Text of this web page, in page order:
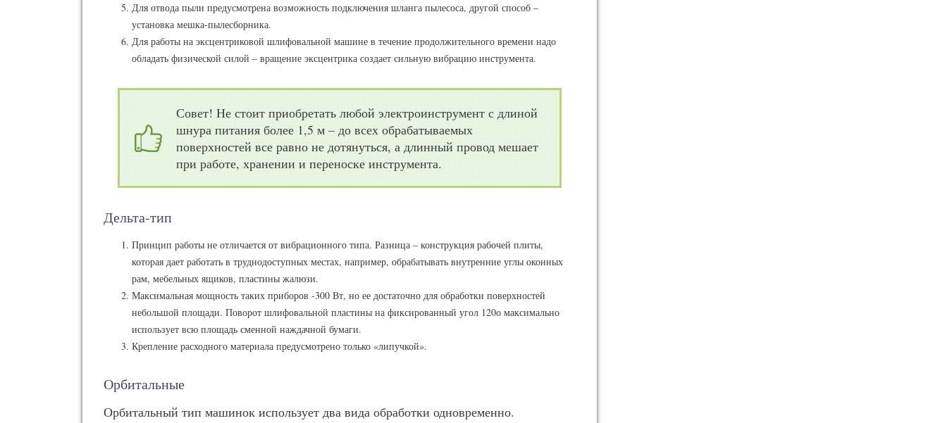
Для отвода пыли предусмотрена возможность подключения шланга пылесоса, другой способ –
установка мешка-пылесборника.
Для работы на эксцентриковой шлифовальной машине в течение продолжительного времени надо
обладать физической силой – вращение эксцентрика создает сильную вибрацию инструмента.
Совет! Не стоит приобретать любой электроинструмент с длиной
шнура питания более 1,5 м – до всех обрабатываемых
поверхностей все равно не дотянуться, а длинный провод мешает
при работе, хранении и переноске инструмента.
Дельта-тип
Принцип работы не отличается от вибрационного типа. Разница – конструкция рабочей плиты,
которая дает работать в труднодоступных местах, например, обрабатывать внутренние углы оконных
рам, мебельных ящиков, пластины жалюзи.
Максимальная мощность таких приборов -300 Вт, но ее достаточно для обработки поверхностей
небольшой площади. Поворот шлифовальной пластины на фиксированный угол 120о максимально
использует всю площадь сменной наждачной бумаги.
Крепление расходного материала предусмотрено только «липучкой».
Орбитальные
Орбитальный тип машинок использует два вида обработки одновременно.